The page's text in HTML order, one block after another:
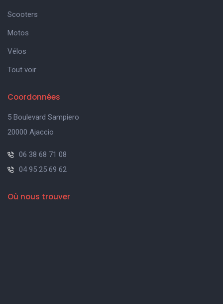
Scooters
Motos
Vélos
Tout voir
Coordonnées
5 Boulevard Sampiero
20000 Ajaccio
06 38 68 71 08
04 95 25 69 62
Où nous trouver